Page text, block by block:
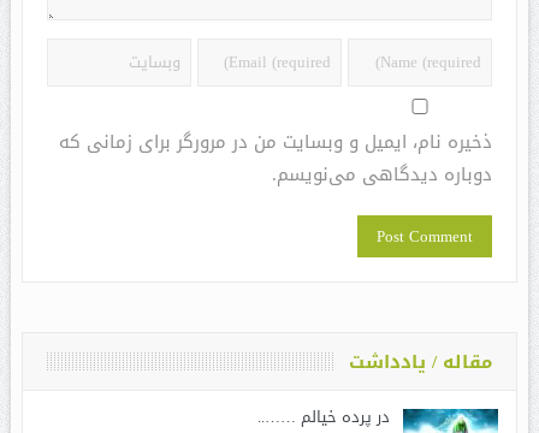
ذخیره نام، ایمیل و وبسایت من در مرورگر برای زمانی که
دوباره دیدگاهی می‌نویسم.
مقاله / یادداشت
در پرده خیالم ……..